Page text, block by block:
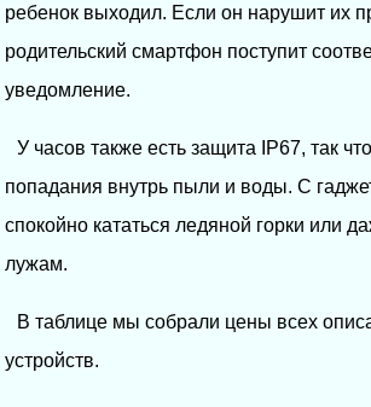
ребенок выходил. Если он нарушит их
родительский смартфон поступит
уведомление.
У часов также есть защита IP67, так
попадания внутрь пыли и воды. С
спокойно кататься ледяной горки или
лужам.
В таблице мы собрали цены всех
устройств.